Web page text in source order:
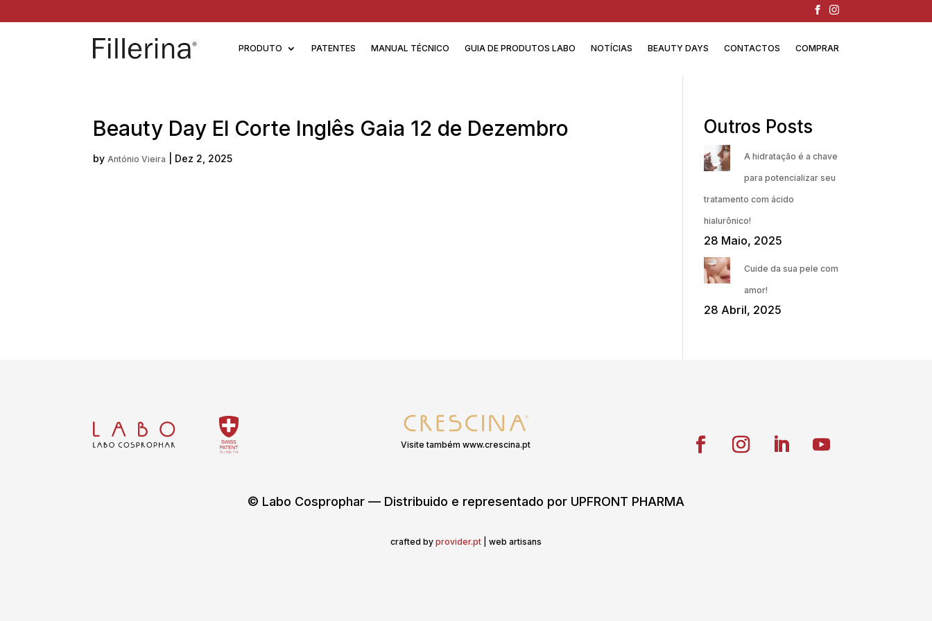
PRODUTO PATENTES MANUAL TÉCNICO GUIA DE PRODUTOS LABO NOTÍCIAS BEAUTY DAYS CONTACTOS COMPRAR
Beauty Day El Corte Inglês Gaia 12 de Dezembro
by António Vieira Dez 2, 2025
Outros Posts
A hidratação é a chave
para potencializar seu
tratamento com ácido
hialurônico!
28 Maio, 2025
Cuide da sua pele com
amor!
28 Abril, 2025
Visite também www.crescina.pt
© Labo Cosprophar — Distribuido e representado por UPFRONT PHARMA
crafted by provider.pt | web artisans